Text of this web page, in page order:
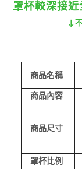
罩杯較深接
↓
商品名稱
商品內容
商品尺寸
罩杯比例